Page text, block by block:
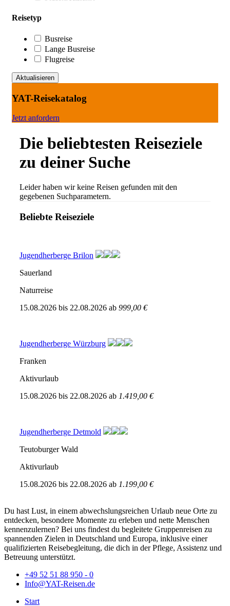
Reisetyp
Busreise
Lange Busreise
Flugreise
YAT-Reisekatalog
Jetzt anfordern
Die beliebtesten Reiseziele
zu deiner Suche
Leider haben wir keine Reisen gefunden mit den
gegebenen Suchparametern.
Beliebte Reiseziele
Jugendherberge Brilon
Sauerland
Naturreise
15.08.2026 bis 22.08.2026 ab 999,00 €
Jugendherberge Würzburg
Franken
Aktivurlaub
15.08.2026 bis 22.08.2026 ab 1.419,00 €
Jugendherberge Detmold
Teutoburger Wald
Aktivurlaub
15.08.2026 bis 22.08.2026 ab 1.199,00 €
Du hast Lust, in einem abwechslungsreichen Urlaub neue Orte zu
entdecken, besondere Momente zu erleben und nette Menschen
kennenzulernen? Bei uns findest du begleitete Gruppenreisen zu
spannenden Zielen in Deutschland und Europa, inklusive einer
qualifizierten Reisebegleitung, die dich in der Pflege, Assistenz und
Betreuung unterstützt.
+49 52 51 88 950 - 0
Info@YAT-Reisen.de
Start